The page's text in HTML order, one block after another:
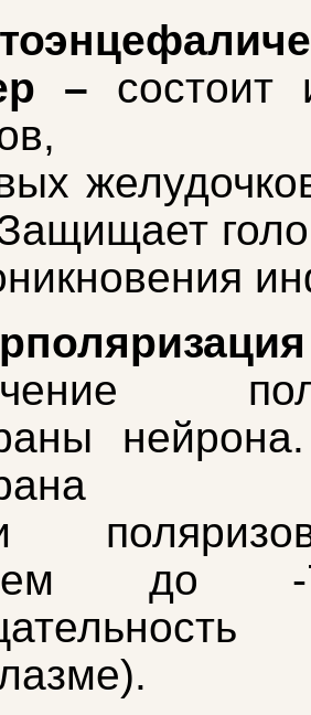
– состоит
до